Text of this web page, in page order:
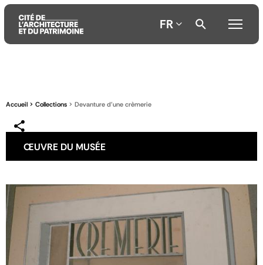
contenu
menu
la
FR
Accueil Collections Devanture d'une crèmerie
ŒUVRE DU MUSÉE